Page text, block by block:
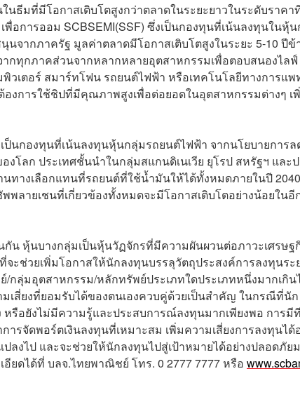
ธีมที่มีโอกาสเติบโตสูงกว่าตลาดในระยะยาวในระดับราคา
อการออม SCBSEMI(SSF) ซึ่งเป็นกองทุนที่เน้นลงทุนในหุ้
จากภาครัฐ มูลค่าตลาดมีโอกาสเติบโตสูงในระยะ 5-10 ปีข้
กทุกภาคส่วนจากหลากหลายอุตสาหกรรมเพื่อตอบสนองไลฟ์
พิวเตอร์ สมาร์ทโฟน รถยนต์ไฟฟ้า หรือเทคโนโลยีทางการแพ
งการใช้ชิปที่มีคุณภาพสูงเพื่อต่อยอดในอุตสาหกรรมต่างๆ เ
ป็นกองทุนที่เน้นลงทุนหุ้นกลุ่มรถยนต์ไฟฟ้า จากนโยบายการล
โลก ประเทศชั้นนำในกลุ่มสแกนดิเนเวีย ยุโรป สหรัฐฯ และ
ทางเลือกแทนที่รถยนต์ที่ใช้น้ำมันให้ได้ทั้งหมดภายในปี
ลายเชนที่เกี่ยวข้องทั้งหมดจะมีโอกาสเติบโตอย่างน้อยในอี
กัน หุ้นบางกลุ่มเป็นหุ้นวัฏจักรที่มีความผันผวนต่อภาวะเศรษฐ
ะช่วยเพิ่มโอกาสให้นักลงทุนบรรลุวัตถุประสงค์การลงทุนระ
ลุ่มอุตสาหกรรม/หลักทรัพย์ประเภทใดประเภทหนึ่งมากเกิน
สี่ยงที่ยอมรับได้ของตนเองควบคู่ด้วยเป็นสำคัญ ในกรณีที่นัก
รือยังไม่มีความรู้และประสบการณ์ลงทุนมากเพียงพอ การมี
จัดพอร์ตเงินลงทุนที่เหมาะสม เพิ่มความเสี่ยงการลงทุนได้
งไป และจะช่วยให้นักลงทุนไปสู่เป้าหมายได้อย่างปลอดภัย
ยดได้ที่ บลจ.ไทยพาณิชย์ โทร. 0 2777 7777 หรือ